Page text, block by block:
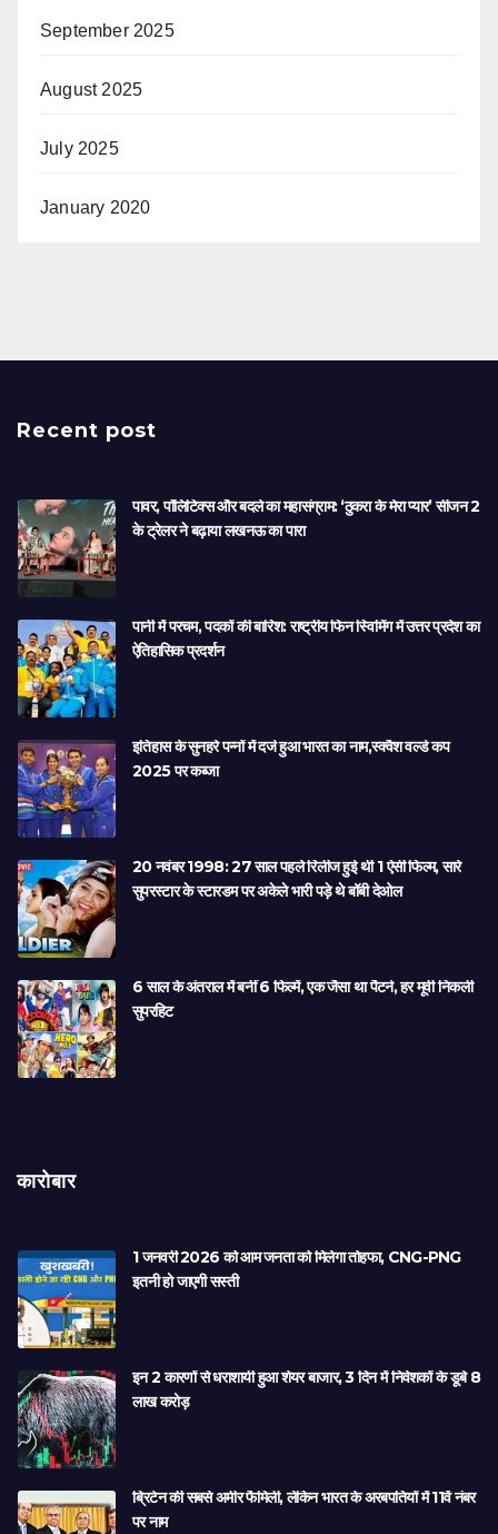
September 2025
August 2025
July 2025
January 2020
Recent post
पावर, पॉलिटिक्स और बदले का महासंग्राम: ‘ठुकरा के मेरा प्यार’ सीजन 2
के ट्रेलर ने बढ़ाया लखनऊ का पारा
पानी में परचम, पदकों की बारिश: राष्ट्रीय फिन स्विमिंग में उत्तर प्रदेश का
ऐतिहासिक प्रदर्शन
इतिहास के सुनहरे पन्नों में दर्ज हुआ भारत का नाम,स्क्वैश वर्ल्ड कप
2025 पर कब्जा
20 नवंबर 1998: 27 साल पहले रिलीज हुई थी 1 ऐसी फिल्म, सारे
सुपरस्टार के स्टारडम पर अकेले भारी पड़े थे बॉबी देओल
6 साल के अंतराल में बनीं 6 फिल्में, एक जैसा था पैटर्न, हर मूवी निकली
सुपरहिट
कारोबार
1 जनवरी 2026 को आम जनता को मिलेगा तोहफा, CNG-PNG
इतनी हो जाएगी सस्ती
इन 2 कारणों से धराशायी हुआ शेयर बाजार, 3 दिन में निवेशकों के डूबे 8
लाख करोड़
ब्रिटेन की सबसे अमीर फैमिली, लेकिन भारत के अरबपतियों में 11वें नंबर
पर नाम